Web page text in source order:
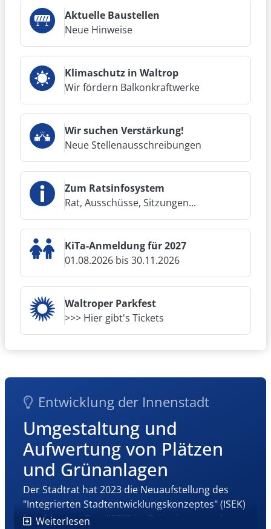
Aktuelle Baustellen
Neue Hinweise
Klimaschutz in Waltrop
Wir fördern Balkonkraftwerke
Wir suchen Verstärkung!
Neue Stellenausschreibungen
Zum Ratsinfosystem
Rat, Ausschüsse, Sitzungen...
KiTa-Anmeldung für 2027
01.08.2026 bis 30.11.2026
Waltroper Parkfest
>>> Hier gibt's Tickets
Entwicklung der Innenstadt
Umgestaltung und
Aufwertung von Plätzen
und Grünanlagen
Der Stadtrat hat 2023 die Neuaufstellung des
"Integrierten Stadtentwicklungskonzeptes" (ISEK)
beschlossen. Das "ISEK" ist Orientierungsrahmen
Weiterlesen